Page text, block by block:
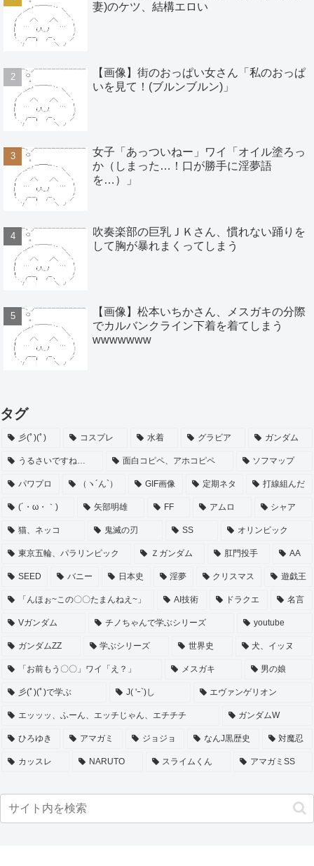
妻)のケツ、結構エロい
【画像】街のおっぱい女さん「私のおっぱ
いを見て！(ブルンブルン)」
女子「あっついねー」ワイ「オイル塗ろっ
か（しまった…！口が勝手に淫夢語
を…）」
吹奏楽部の巨乳ＪＫさん、慣れない踊りを
して胸が暴れまくってしまう
【画像】松本いちかさん、メスガキの分際
でカルバンクライン下着を着てしまう
wwwwwww
タグ
彡(ﾟ)(ﾟ) コスプレ 水着 グラビア ガンダム
うるさいですね… 面白コピペ、アホコピペ ソフマップ
パワプロ （ヽ´ん`） GIF画像 定期ネタ 打線組んだ
(´・ω・｀) 矢部明雄 FF アムロ シャア
猫、ネッコ 鬼滅の刃 SS オリンピック
東京五輪、パラリンピック Ｚガンダム 肛門投手 AA
SEED バニー 日本史 淫夢 クリスマス 遊戯王
「んほぉ~この〇〇たまんねえ~」 AI技術 ドラクエ 名言
Vガンダム チノちゃんで学ぶシリーズ youtube
ガンダムZZ 学ぶシリーズ 世界史 犬、イッヌ
「お前もう〇〇」ワイ「え？」 メスガキ 男の娘
彡(ﾟ)(ﾟ)で学ぶ J( 'ｰ`)し エヴァンゲリオン
エッッッ、ふーん、エッチじゃん、エチチチ ガンダムW
ひろゆき アマガミ ジョジョ なんJ黒歴史 対魔忍
カッスレ NARUTO スライムくん アマガミSS